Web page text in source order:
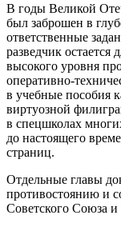
В годы Великой
был заброшен в
ответственные
разведчик
высокого уровня
оперативно-
в учебные пособия
виртуозной
в спецшколах
до настоящего
страниц.
Отдельные главы
противостоянию и
Советского Союза